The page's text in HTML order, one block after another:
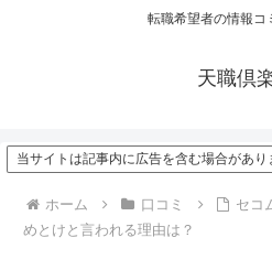
転職希望者の情報コ
天職倶
当サイトは記事内に広告を含む場合があり
ホーム 口コミ
セコ
めとけと言われる理由は？